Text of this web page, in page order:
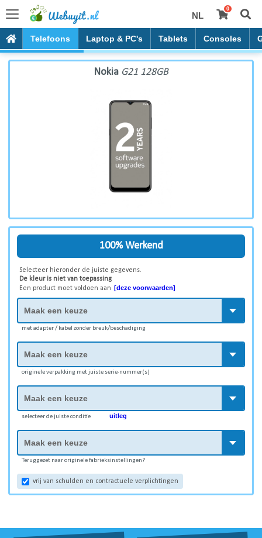
NL
0
Telefoons Laptop & PC's Tablets Consoles
Nokia G21 128GB
Nokia G21 128GB
100% Werkend
Selecteer hieronder de juiste gegevens.
De kleur is niet van toepassing
Een product moet voldoen aan [deze voorwaarden]
met adapter / kabel zonder breuk/beschadiging
originele verpakking met juiste serie-nummer(s)
selecteer de juiste conditie uitleg
Teruggezet naar originele fabrieksinstellingen?
vrij van schulden en contractuele verplichtingen